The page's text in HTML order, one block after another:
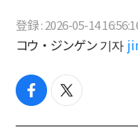
登録 : 2026-05-14
コウ・ジンゲン 기자
f
c
t
i